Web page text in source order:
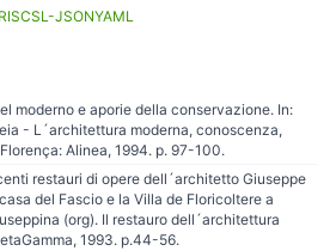
RISCSL-JSONYAML
moderno e aporie della conservazione. In:
- L´architettura moderna, conoscenza,
Alinea, 1994. p. 97-100.
restauri di opere dell´architetto Giuseppe
del Fascio e la Villa de Floricoltere a
(org). Il restauro dell´architettura
1993. p.44-56.